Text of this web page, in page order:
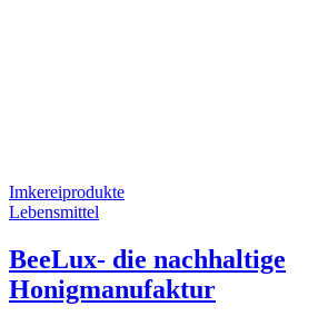
Imkereiprodukte
Lebensmittel
BeeLux- die nachhaltige
Honigmanufaktur